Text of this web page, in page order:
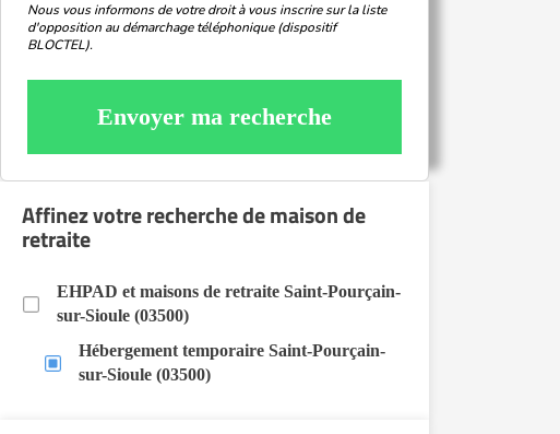
Nous vous informons de votre droit à vous inscrire sur la liste
d'opposition au démarchage téléphonique (dispositif
BLOCTEL).
Envoyer ma recherche
Affinez votre recherche de maison de
retraite
EHPAD et maisons de retraite Saint-Pourçain-
sur-Sioule (03500)
Hébergement temporaire Saint-Pourçain-
sur-Sioule (03500)